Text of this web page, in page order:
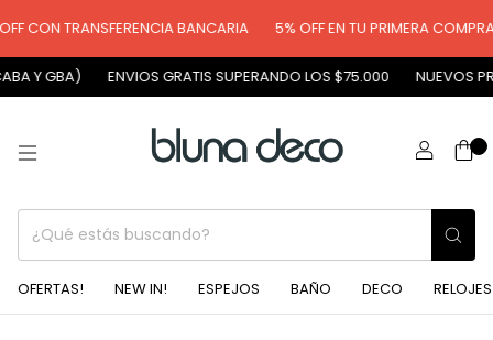
CON TRANSFERENCIA BANCARIA 5% OFF EN TU PRIMERA COMPRA
Y GBA) ENVIOS GRATIS SUPERANDO LOS $75.000 NUEVOS
OFERTAS! NEW IN! ESPEJOS BAÑO DECO RELOJES